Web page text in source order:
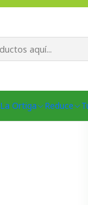
La Ortiga Reduce
Hogar Baño